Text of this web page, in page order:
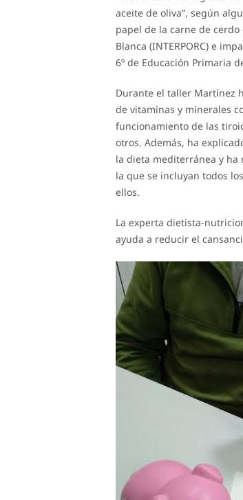
aceite de oliva”, según
papel de la carne de
Blanca (INTERPORC) e
6º de Educación Primaria
Durante el taller Martínez
de vitaminas y minerales
funcionamiento de las
otros. Además, ha
la dieta mediterránea y
la que se incluyan todos
ellos.
La experta dietista-
ayuda a reducir el